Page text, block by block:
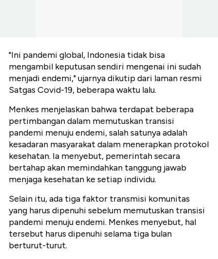
"Ini pandemi global, Indonesia tidak bisa
mengambil keputusan sendiri mengenai ini sudah
menjadi endemi," ujarnya dikutip dari laman resmi
Satgas Covid-19, beberapa waktu lalu.
Menkes menjelaskan bahwa terdapat beberapa
pertimbangan dalam memutuskan transisi
pandemi menuju endemi, salah satunya adalah
kesadaran masyarakat dalam menerapkan protokol
kesehatan. Ia menyebut, pemerintah secara
bertahap akan memindahkan tanggung jawab
menjaga kesehatan ke setiap individu.
Selain itu, ada tiga faktor transmisi komunitas
yang harus dipenuhi sebelum memutuskan transisi
pandemi menuju endemi. Menkes menyebut, hal
tersebut harus dipenuhi selama tiga bulan
berturut-turut.